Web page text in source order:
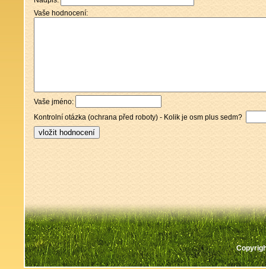
Vaše hodnocení:
Vaše jméno:
Kontrolní otázka (ochrana před roboty) - Kolik je osm plus sedm?